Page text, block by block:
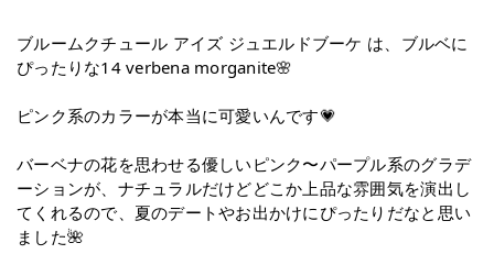
ブルームクチュール アイズ ジュエルドブーケ は、ブルベに
ぴったりな14 verbena morganite🌸
ピンク系のカラーが本当に可愛いんです💗
バーベナの花を思わせる優しいピンク〜パープル系のグラデ
ーションが、ナチュラルだけどどこか上品な雰囲気を演出し
てくれるので、夏のデートやお出かけにぴったりだなと思い
ました🌺